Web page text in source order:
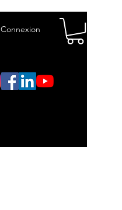
Connexion